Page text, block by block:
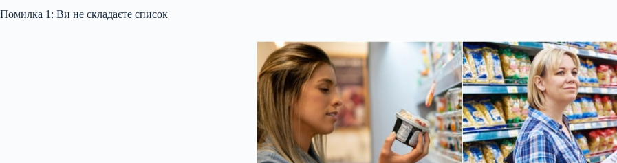
Помилка 1: Ви не складаєте список